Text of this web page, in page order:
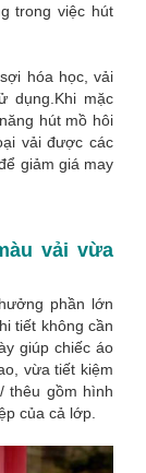
trong việc hút
hóa học, vải
dụng.Khi mặc
hút mồ hôi
vải được các
giảm giá may
vải vừa
phần lớn
tiết không cần
giúp chiếc áo
vừa tiết kiệm
thêu gồm hình
của cả lớp.